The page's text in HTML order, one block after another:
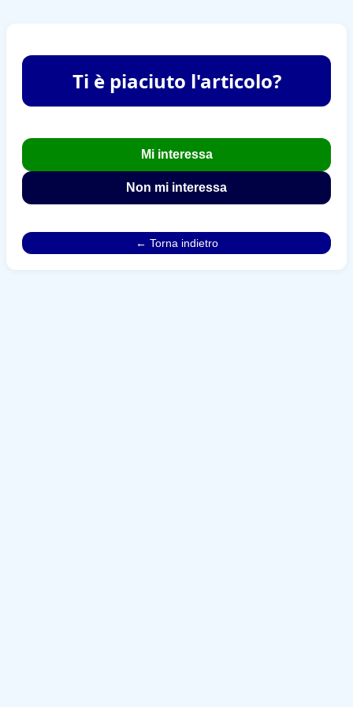
Ti è piaciuto l'articolo?
Mi interessa
Non mi interessa
← Torna indietro